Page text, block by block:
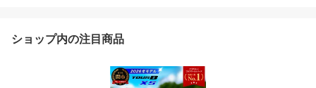
ショップ内の注目商品